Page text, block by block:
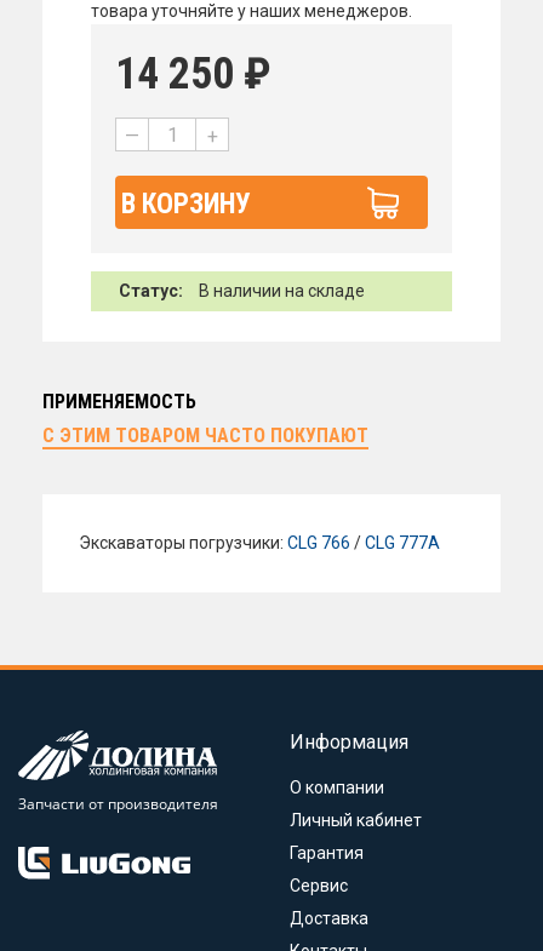
товара уточняйте у наших менеджеров.
14 250 ₽
— +
В КОРЗИНУ
Статус: В наличии на складе
ПРИМЕНЯЕМОСТЬ
С ЭТИМ ТОВАРОМ ЧАСТО ПОКУПАЮТ
Экскаваторы погрузчики: CLG 766 /CLG 777A
Запчасти от производителя
Информация
О компании
Личный кабинет
Гарантия
Сервис
Доставка